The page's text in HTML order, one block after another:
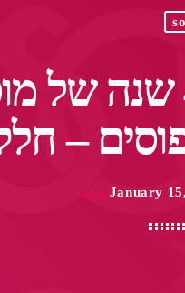
סוליד גולד מס’ 200 –
–
today January